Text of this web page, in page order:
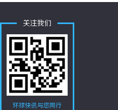
关注我们
环球快讯与您同行